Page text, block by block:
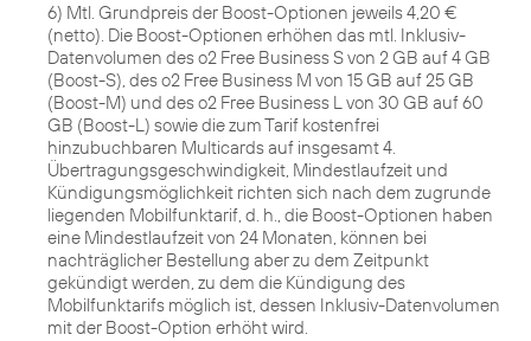
6) Mtl. Grundpreis der Boost-Optionen jeweils 4,20 €
(netto). Die Boost-Optionen erhöhen das mtl. Inklusiv-
Datenvolumen des o2 Free Business S von 2 GB auf 4 GB
(Boost-S), des o2 Free Business M von 15 GB auf 25 GB
(Boost-M) und des o2 Free Business L von 30 GB auf 60
GB (Boost-L) sowie die zum Tarif kostenfrei
hinzubuchbaren Multicards auf insgesamt 4.
Übertragungsgeschwindigkeit, Mindestlaufzeit und
Kündigungsmöglichkeit richten sich nach dem zugrunde
liegenden Mobilfunktarif, d. h., die Boost-Optionen haben
eine Mindestlaufzeit von 24 Monaten, können bei
nachträglicher Bestellung aber zu dem Zeitpunkt
gekündigt werden, zu dem die Kündigung des
Mobilfunktarifs möglich ist, dessen Inklusiv-Datenvolumen
mit der Boost-Option erhöht wird.